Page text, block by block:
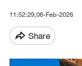
11:52:29,06-Feb-2026
Share